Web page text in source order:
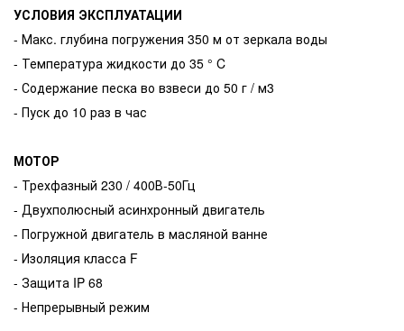
УСЛОВИЯ ЭКСПЛУАТАЦИИ
- Макс. глубина погружения 350 м от зеркала воды
- Температура жидкости до 35 ° C
- Содержание песка во взвеси до 50 г / м3
- Пуск до 10 раз в час
МОТОР
- Трехфазный 230 / 400В-50Гц
- Двухполюсный асинхронный двигатель
- Погружной двигатель в масляной ванне
- Изоляция класса F
- Защита IP 68
- Непрерывный режим